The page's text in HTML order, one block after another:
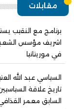
مقابلات
برنامج مع النقيب
اشريف مؤسس
في موريتانيا
السياسي عبد الله
تاريخ علاقة
السابق معمر